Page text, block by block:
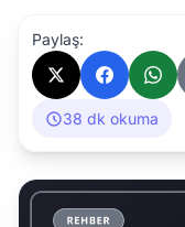
Paylaş:
38 dk okuma